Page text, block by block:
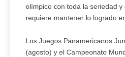
olímpico con toda la seriedad y
requiere mantener lo logrado
Los Juegos Panamericanos
(agosto) y el Campeonato